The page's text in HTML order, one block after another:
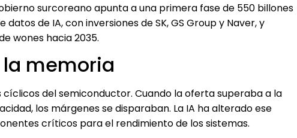
surcoreano apunta a una primera fase de 550 billones
de IA, con inversiones de SK, GS Group y Naver, y
wones hacia 2035.
la memoria
del semiconductor. Cuando la oferta superaba a la
los márgenes se disparaban. La IA ha alterado ese
críticos para el rendimiento de los sistemas.